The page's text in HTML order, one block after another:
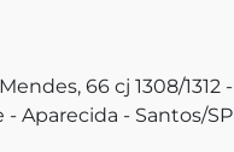
66 cj 1308/1312 -
- Aparecida - Santos/SP